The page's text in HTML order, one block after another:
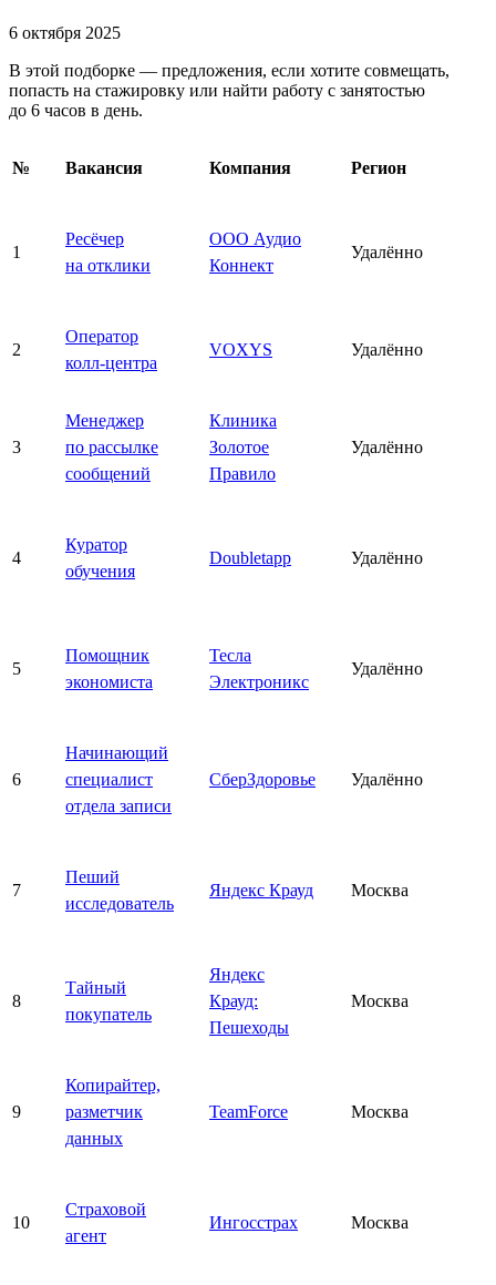
6 октября 2025
В этой подборке — предложения, если хотите совмещать,
попасть на стажировку или найти работу с занятостью
до 6 часов в день.
№ Вакансия Компания Регион
1
Ресёчер
на отклики
ООО Аудио
Коннект
Удалённо
2
Оператор
колл-центра
VOXYS Удалённо
3
Менеджер
по рассылке
сообщений
Клиника
Золотое
Правило
Удалённо
4
Куратор
обучения
Doubletapp Удалённо
5
Помощник
экономиста
Тесла
Электроникс
Удалённо
6
Начинающий
специалист
отдела записи
СберЗдоровье Удалённо
7
Пеший
исследователь
Яндекс Крауд Москва
8
Тайный
покупатель
Яндекс
Крауд:
Пешеходы
Москва
9
Копирайтер,
разметчик
данных
TeamForce Москва
10
Страховой
агент
Ингосстрах Москва